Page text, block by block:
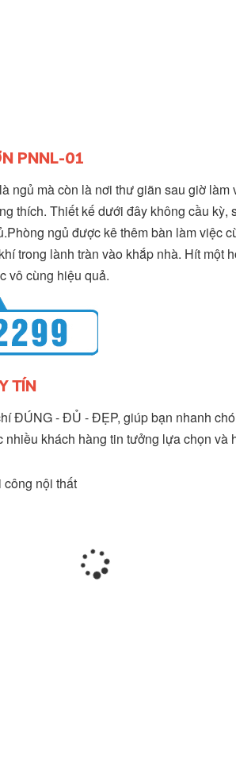
PNNL-01
ngủ mà còn là nơi thư giãn sau giờ làm
thích. Thiết kế dưới đây không cầu kỳ,
ngủ được kê thêm bàn làm việc
trong lành tràn vào khắp nhà. Hít một
vô cùng hiệu quả.
TÍN
ĐÚNG - ĐỦ - ĐẸP, giúp bạn nhanh
khách hàng tin tưởng lựa chọn và